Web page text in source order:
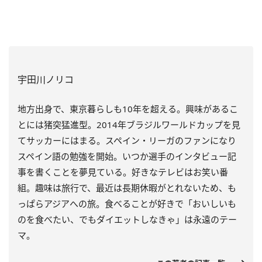
宇田川ノリコ
地方出身で、東京暮らしも10年を超える。興味があるこ
とには猪突猛進型。2014年ブラジルワールドカップを見
てサッカーにはまる。スペイン・リーガのファンになり
スペイン語の勉強を開始。いつか選手のインタビュー記
事を書くことを夢見ている。好きなテレビはお笑い番
組。趣味は旅行で、最近は長期休暇がとれないため、も
っぱらアジアへの旅。食べることが好きで「おいしいも
のを食べたい、でもダイエットしなきゃ」は永遠のテー
マ。